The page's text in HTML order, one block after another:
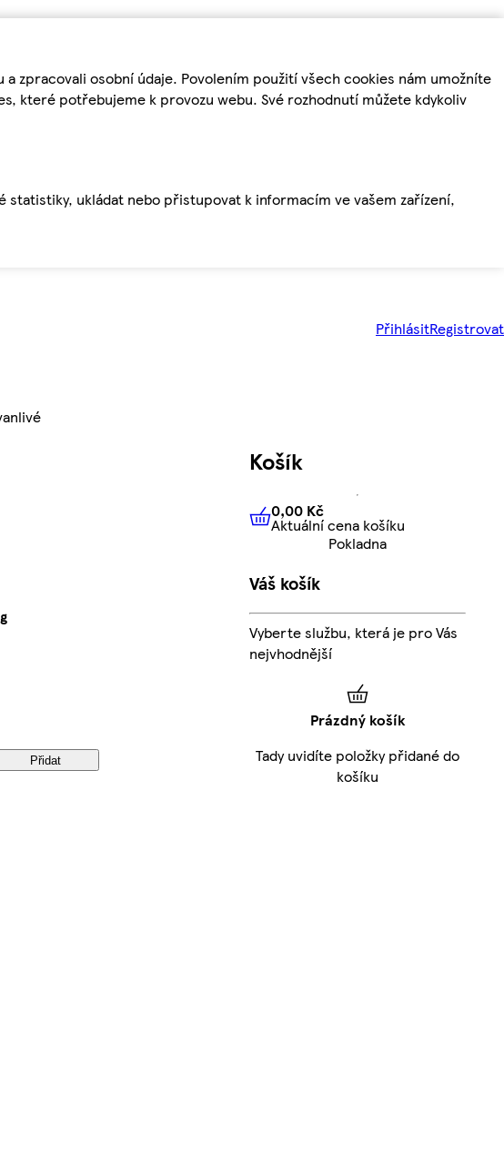
zpracovali osobní údaje. Povolením použití všech cookies nám umožníte
které potřebujeme k provozu webu. Své rozhodnutí můžete kdykoliv
ukládat nebo přistupovat k informacím ve vašem zařízení,
PřihlásitRegistrovat
Přidat
Košík
0,00 KčAktuální cena košíku
0,00 Kč
Aktuální cena košíku
Pokladna
Váš košík
Vyberte službu, která je pro Vás
nejvhodnější
Prázdný košík
Tady uvidíte položky přidané do
košíku